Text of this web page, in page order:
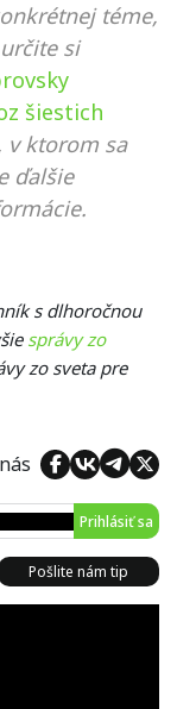
téme,
si
šiestich
v ktorom sa
ďalšie
s dlhoročnou
správy zo
zo sveta pre
Prihlásiť sa
Pošlite nám tip